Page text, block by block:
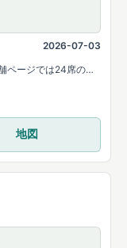
2026-07-03
ページでは24席のデ
ーズ・ポケモンカー
を案内しています。
地図